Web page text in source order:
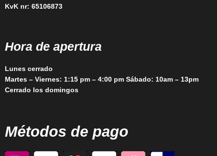
KvK nr: 65106873
Hora de apertura
Lunes cerrado
Martes – Viernes: 1:15 pm – 4:00 pm Sábado: 10am – 13pm
Cerrado los domingos
Métodos de pago